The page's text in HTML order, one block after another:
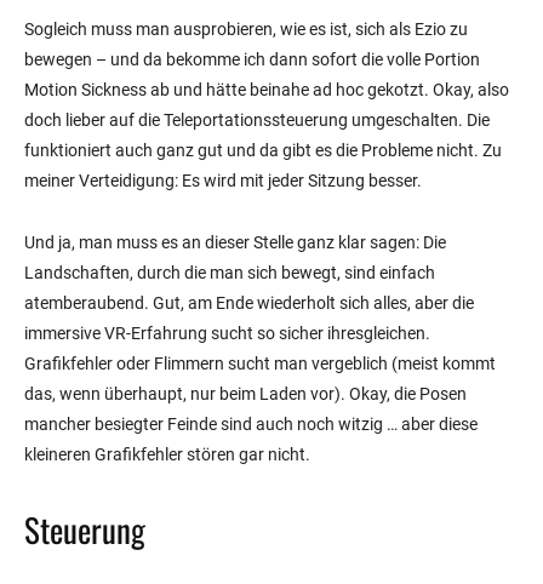
Sogleich muss man ausprobieren, wie es ist, sich als Ezio zu
bewegen – und da bekomme ich dann sofort die volle Portion
Motion Sickness ab und hätte beinahe ad hoc gekotzt. Okay, also
doch lieber auf die Teleportationssteuerung umgeschalten. Die
funktioniert auch ganz gut und da gibt es die Probleme nicht. Zu
meiner Verteidigung: Es wird mit jeder Sitzung besser.
Und ja, man muss es an dieser Stelle ganz klar sagen: Die
Landschaften, durch die man sich bewegt, sind einfach
atemberaubend. Gut, am Ende wiederholt sich alles, aber die
immersive VR-Erfahrung sucht so sicher ihresgleichen.
Grafikfehler oder Flimmern sucht man vergeblich (meist kommt
das, wenn überhaupt, nur beim Laden vor). Okay, die Posen
mancher besiegter Feinde sind auch noch witzig … aber diese
kleineren Grafikfehler stören gar nicht.
Steuerung